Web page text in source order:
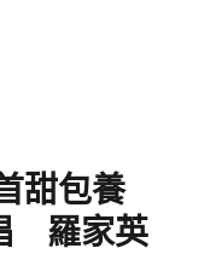
甜包養
羅家英